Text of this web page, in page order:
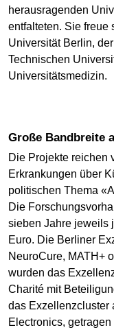
herausragenden
entfalteten. Sie freue
Universität Berlin,
Technischen
Universitätsmedizin.
Große Bandbreite
Die Projekte reichen
Erkrankungen über
politischen Thema
Die
sieben Jahre jeweils
Euro. Die Berliner
NeuroCure, MATH+
wurden das
Charité mit
das Exzellenzcluster
Electronics,